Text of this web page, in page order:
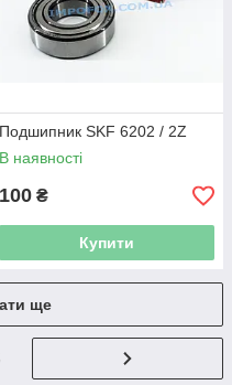
Подшипник SKF 6202 / 2Z
В наявності
100 ₴
Купити
ще